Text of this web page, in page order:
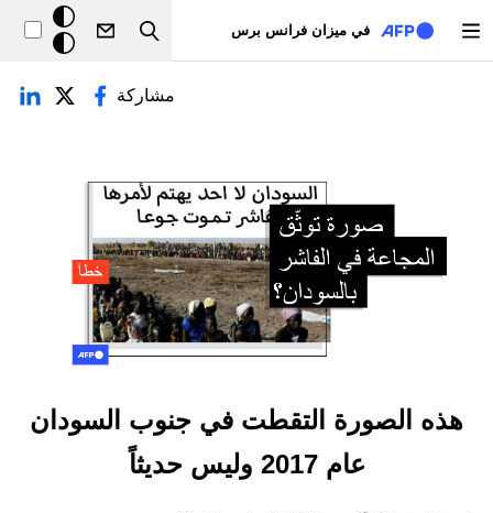
في ميزان فرانس برس
Search
خلفيّة
داكنة
التبويبات الأساسية
مشاركة
هذه الصورة التقطت في جنوب السودان
عام 2017 وليس حديثاً